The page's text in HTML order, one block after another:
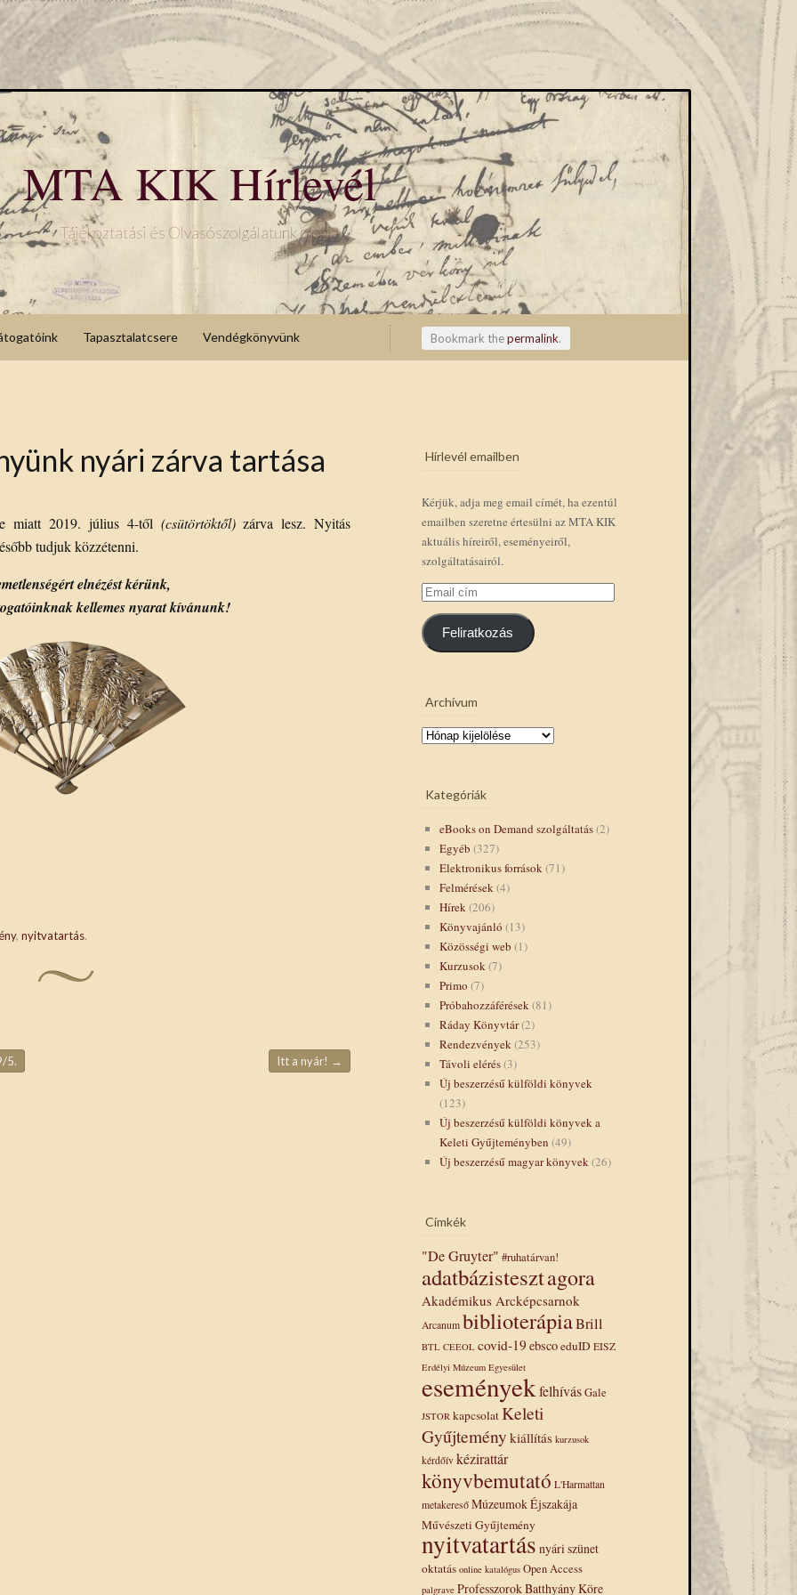
MTA KIK Hírlevél
Tájékoztatási és Olvasószolgálatunk blogja
Tapasztalatcsere Vendégkönyvünk Bookmark thepermalink.
nyári zárva tartása
miatt 2019. július 4-től (csütörtöktől)zárva lesz. Nyitás
tudjuk közzétenni.
elnézést kérünk,
kellemes nyarat kívánunk!
, nyitvatartás.
5. Itt a nyár! →
Hírlevél emailben
Kérjük, adja meg email címét, ha ezentúl
emailben szeretne értesülni az MTA KIK
aktuális híreiről, eseményeiről,
szolgáltatásairól.
Email
cím
Feliratkozás
Archívum
Kategóriák
eBooks on Demand szolgáltatás(2)
Egyéb (327)
Elektronikus források(71)
Felmérések(4)
Hírek(206)
Könyvajánló (13)
Közösségi web (1)
Kurzusok(7)
Primo (7)
Próbahozzáférések(81)
Ráday Könyvtár(2)
Rendezvények(253)
Távoli elérés(3)
Új beszerzésű külföldi könyvek
(123)
Új beszerzésű külföldi könyvek a
Keleti Gyűjteményben (49)
Új beszerzésű magyar könyvek(26)
Címkék
"De Gruyter" #ruhatárvan!
adatbázistesztagora
Akadémikus Arcképcsarnok
Arcanum biblioterápiaBrill
BTL CEEOL covid-19 ebscoeduID EISZ
Erdélyi Múzeum Egyesület
eseményekfelhívásGale
JSTOR kapcsolatKeleti
Gyűjtemény kiállítás kurzusok
kérdőív kézirattár
könyvbemutató L'Harmattan
metakereső Múzeumok Éjszakája
Művészeti Gyűjtemény
nyitvatartás nyári szünet
oktatás online katalógus Open Access
palgrave Professzorok Batthyány Köre